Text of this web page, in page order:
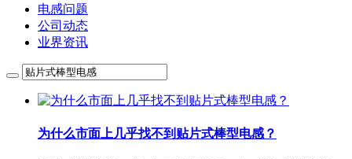
电感问题
公司动态
业界资讯
为什么市面上几乎找不到贴片式棒型电感？